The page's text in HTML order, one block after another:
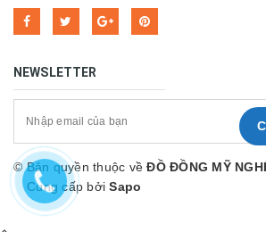
NEWSLETTER
© Bản quyền thuộc vềĐỒ ĐỒNG MỸ
Cung cấp bởiSapo